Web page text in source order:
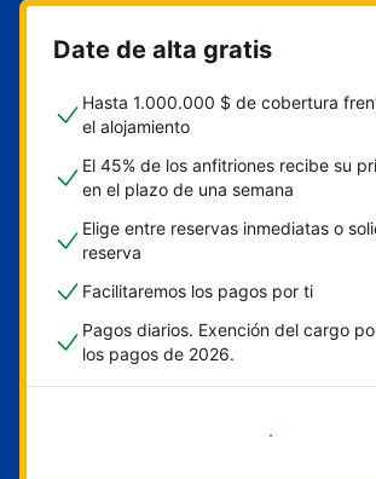
Date de alta gratis
Hasta 1.000.000 $ de cobertura
el alojamiento
El 45% de los anfitriones recibe su
en el plazo de una semana
Elige entre reservas inmediatas o
reserva
Facilitaremos los pagos por ti
Pagos diarios. Exención del cargo
los pagos de 2026.
Empieza ahora